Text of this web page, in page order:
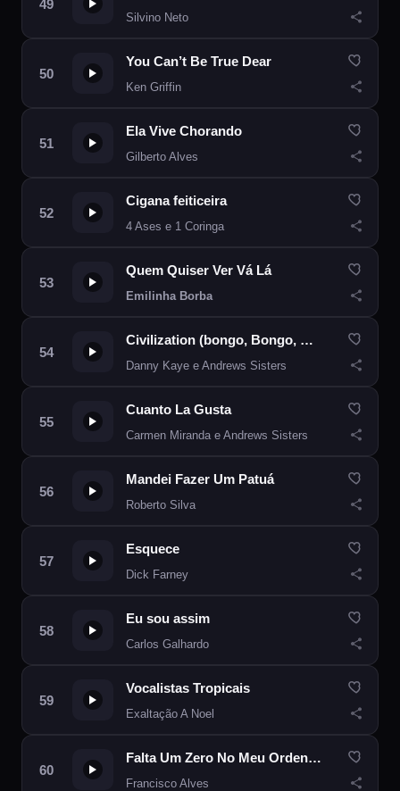
Silvino Neto
You Can’t Be True Dear
Ken Griffin
Ela Vive Chorando
Gilberto Alves
Cigana feiticeira
4 Ases e 1 Coringa
Quem Quiser Ver Vá Lá
Emilinha Borba
Civilization (bongo, Bongo, Bongo)
Danny Kaye e Andrews Sisters
Cuanto La Gusta
Carmen Miranda e Andrews Sisters
Mandei Fazer Um Patuá
Roberto Silva
Esquece
Dick Farney
Eu sou assim
Carlos Galhardo
Vocalistas Tropicais
Exaltação A Noel
Falta Um Zero No Meu Ordenado
Francisco Alves